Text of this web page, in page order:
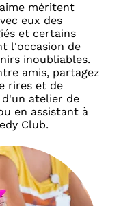
méritent
eux des
et certains
l'occasion de
inoubliables.
amis, partagez
rires et de
atelier de
en assistant à
Club.